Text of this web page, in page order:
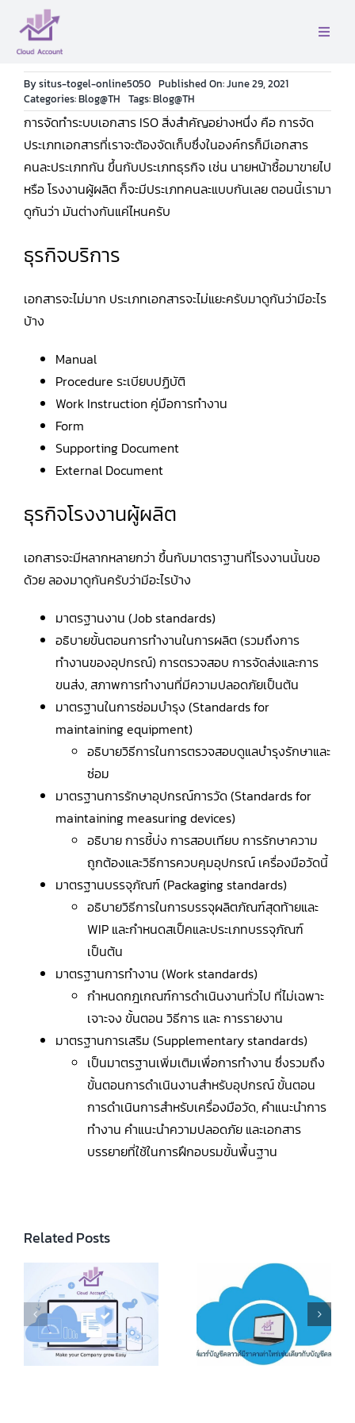
content
Toggle
หน้าเเรก
เกี่ยวกับเรา
สมัครใช้บริการ
เข้าสู่ระบบ
Bysitus-togel-online5050 Published On: June 29, 2021
Categories:Blog@TH Tags:Blog@TH
การจัดทำระบบเอกสาร ISO สิ่งสำคัญอย่างหนึ่ง คือ การจัด
ประเภทเอกสารที่เราจะต้องจัดเก็บซึ่งในองค์กรก็มีเอกสาร
คนละประเภทกัน ขึ้นกับประเภทธุรกิจ เช่น นายหน้าซื้อมาขายไป
หรือ โรงงานผู้ผลิต ก็จะมีประเภทคนละแบบกันเลย ตอนนี้เรามา
ดูกันว่า มันต่างกันแค่ไหนครับ
ธุรกิจบริการ
เอกสารจะไม่มาก ประเภทเอกสารจะไม่แยะครับมาดูกันว่ามีอะไร
บ้าง
Manual
Procedure ระเบียบปฏิบัติ
Work Instruction คู่มือการทำงาน
Form
Supporting Document
External Document
ธุรกิจโรงงานผู้ผลิต
เอกสารจะมีหลากหลายกว่า ขึ้นกับมาตราฐานที่โรงงานนั้นขอ
ด้วย ลองมาดูกันครับว่ามีอะไรบ้าง
มาตรฐานงาน (Job standards)
อธิบายขั้นตอนการทำงานในการผลิต (รวมถึงการ
ทำงานของอุปกรณ์) การตรวจสอบ การจัดส่งและการ
ขนส่ง, สภาพการทำงานที่มีความปลอดภัยเป็นต้น
มาตรฐานในการซ่อมบำรุง (Standards for
maintaining equipment)
อธิบายวิธีการในการตรวจสอบดูแลบำรุงรักษาและ
ซ่อม
มาตรฐานการรักษาอุปกรณ์การวัด (Standards for
maintaining measuring devices)
อธิบาย การชี้บ่ง การสอบเทียบ การรักษาความ
ถูกต้องและวิธีการควบคุมอุปกรณ์ เครื่องมือวัดนี้
มาตรฐานบรรจุภัณฑ์ (Packaging standards)
อธิบายวิธีการในการบรรจุผลิตภัณฑ์สุดท้ายและ
WIP และกำหนดสเป็คและประเภทบรรจุภัณฑ์
เป็นต้น
มาตรฐานการทำงาน (Work standards)
กำหนดกฎเกณฑ์การดำเนินงานทั่วไป ที่ไม่เฉพาะ
เจาะจง ขั้นตอน วิธีการ และ การรายงาน
มาตรฐานการเสริม (Supplementary standards)
เป็นมาตรฐานเพิ่มเติมเพื่อการทำงาน ซึ่งรวมถึง
ขั้นตอนการดำเนินงานสำหรับอุปกรณ์ ขั้นตอน
การดำเนินการสำหรับเครื่องมือวัด, คำแนะนำการ
ทำงาน คำแนะนำความปลอดภัย และเอกสาร
บรรยายที่ใช้ในการฝึกอบรมขั้นพื้นฐาน
Related Posts
How Much Does
Cloud Accounting
Software Cost
Online Accounting
Program
Comparison:
Cloud Accounting
Software vs.
Traditional
Accounting